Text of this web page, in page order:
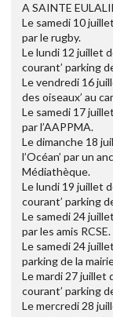
A SAINTE
Le samedi 10
par le rugby.
Le lundi 12 juillet
courant’ parking
Le vendredi 16
des oiseaux’ au
Le samedi 17
par l’AAPPMA.
Le dimanche 18
l’Océan’ par un
Médiathèque.
Le lundi 19 juillet
courant’ parking
Le samedi 24
par les amis RCSE.
Le samedi 24
parking de la
Le mardi 27 juillet
courant’ parking
Le mercredi 28